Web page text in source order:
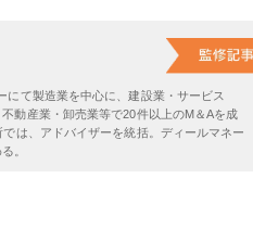
にて製造業を中心に、建設業・サービス
動産業・卸売業等で20件以上のM＆Aを成
は、アドバイザーを統括。ディールマネー
。